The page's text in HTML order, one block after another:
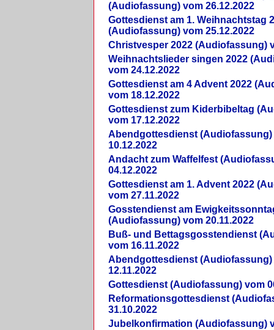
(Audiofassung) vom 26.12.2022
Gottesdienst am 1. Weihnachtstag
(Audiofassung) vom 25.12.2022
Christvesper 2022 (Audiofassung)
Weihnachtslieder singen 2022
vom 24.12.2022
Gottesdienst am 4 Advent 2022
vom 18.12.2022
Gottesdienst zum Kiderbibeltag
vom 17.12.2022
Abendgottesdienst (Audiofassung)
10.12.2022
Andacht zum Waffelfest
04.12.2022
Gottesdienst am 1. Advent 2022
vom 27.11.2022
Gosstendienst am
(Audiofassung) vom 20.11.2022
Buß- und Bettagsgosstendienst
vom 16.11.2022
Abendgottesdienst (Audiofassung)
12.11.2022
Gottesdienst (Audiofassung) vom
Reformationsgottesdienst
31.10.2022
Jubelkonfirmation (Audiofassung)